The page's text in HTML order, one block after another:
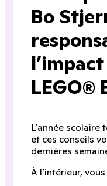
Bo
LEGO®
L’année scolaire
et ces conseils
dernières
À l’intérieur,